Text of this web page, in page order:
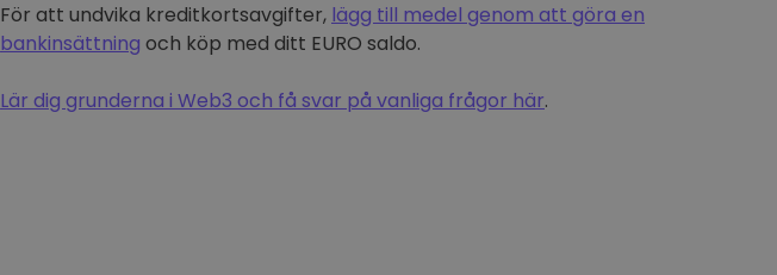
För att undvika kreditkortsavgifter, lägg till medel genom att göra en
bankinsättning och köp med ditt EURO saldo.
Lär dig grunderna i Web3 och få svar på vanliga frågor här.